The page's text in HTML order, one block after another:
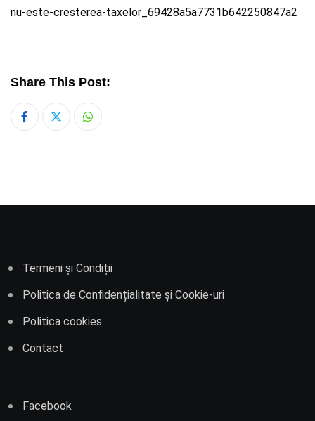
nu-este-cresterea-taxelor_69428a5a7731b642250847a2
Share This Post:
Whatsapp
Termeni și Condiții
Politica de Confidențialitate și Cookie-uri
Politica cookies
Contact
Facebook